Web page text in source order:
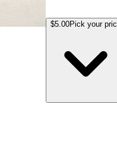
$5.00Pick your